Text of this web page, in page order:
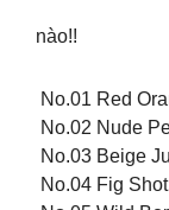
nào!!
No.01 Red
No.02 Nude
No.03 Beige
No.04 Fig